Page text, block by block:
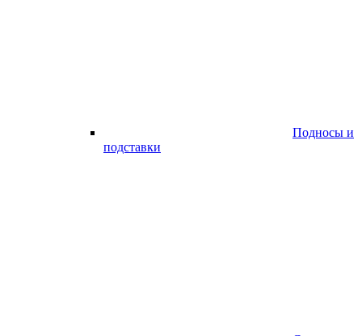
Подносы и
подставки